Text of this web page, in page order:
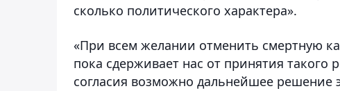
сколько политического характера».
«При всем желании отменить смертную
пока сдерживает нас от принятия
согласия возможно дальнейшее решение